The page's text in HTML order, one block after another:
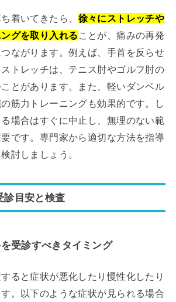
着いてきたら、 徐々にストレッチや
グを取り入れる ことが、痛みの再発
ながります。例えば、手首を反らせ
トレッチは、テニス肘やゴルフ肘の
とがあります。また、軽いダンベル
筋力トレーニングも効果的です。し
場合はすぐに中止し、無理のない範
です。専門家から適切な方法を指導
討しましょう。
診目安と検査
受診すべきタイミング
ると症状が悪化したり慢性化したり
。以下のような症状が見られる場合